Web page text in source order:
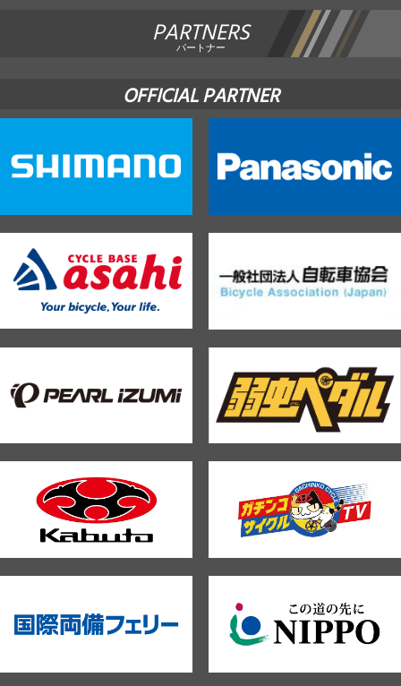
PARTNERS
パートナー
OFFICIAL PARTNER